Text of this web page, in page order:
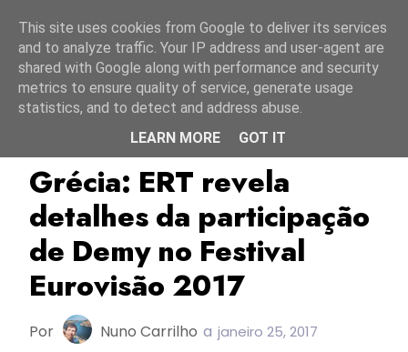
Dimitris Kontopoulos
Grécia: ERT revela
detalhes da participação
de Demy no Festival
Eurovisão 2017
Por Nuno Carrilho a janeiro 25, 2017
This site uses cookies from Google to deliver its services
and to analyze traffic. Your IP address and user-agent are
shared with Google along with performance and security
metrics to ensure quality of service, generate usage
statistics, and to detect and address abuse.
LEARN MORE
GOT IT